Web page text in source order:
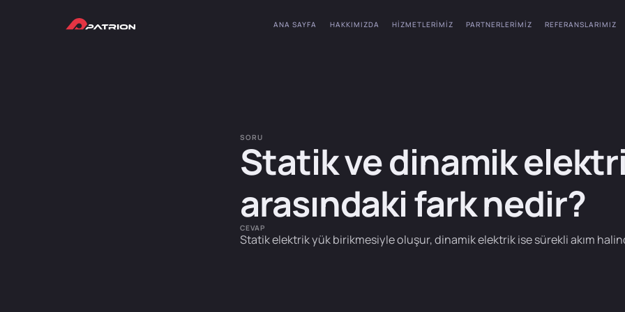
ANA SAYFA HAKKIMIZDA HIZMETLERIMIZ PARTNERLERIMIZ REFERANSLARIMIZ
SORU
Statik ve dinamik
arasındaki fark nedir?
CEVAP
Statik elektrik yük birikmesiyle oluşur, dinamik elektrik ise sürekli akım